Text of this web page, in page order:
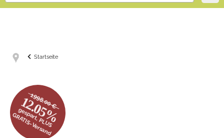
Startseite
1998.00 €
12.05%
gespart, PLUS
GRATIS-Versand